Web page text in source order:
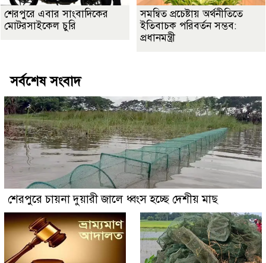
শেরপুরে এবার সাংবাদিকের
মোটরসাইকেল চুরি
সমন্বিত প্রচেষ্টায় অর্থনীতিতে
ইতিবাচক পরিবর্তন সম্ভব:
প্রধানমন্ত্রী
সর্বশেষ সংবাদ
শেরপুরে চায়না দুয়ারী জালে ধ্বংস হচ্ছে দেশীয় মাছ